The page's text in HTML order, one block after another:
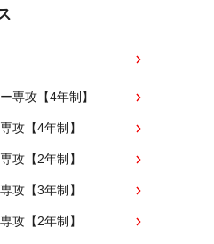
専攻【4年制】
攻【4年制】
攻【2年制】
攻【3年制】
攻【2年制】